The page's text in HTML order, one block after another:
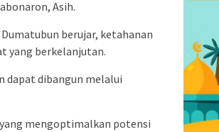
Asih.
berujar, ketahanan
yang berkelanjutan.
dapat dibangun melalui
mengoptimalkan potensi